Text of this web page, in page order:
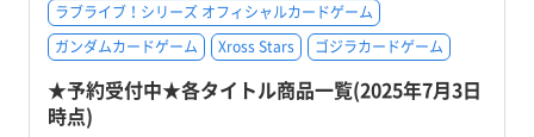
ラブライブ！シリーズ オフィシャルカードゲーム
ガンダムカードゲーム
Xross Stars ゴジラカードゲーム
★予約受付中★各タイトル商品一覧(2025年7月3日
時点)